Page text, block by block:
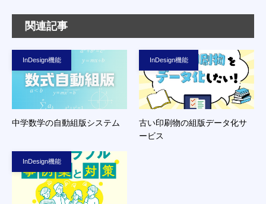
関連記事
InDesign機能
中学数学の自動組版システム
InDesign機能
古い印刷物の組版データ化サ
ービス
InDesign機能